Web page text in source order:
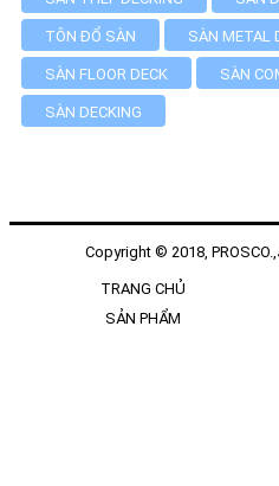
TÔN ĐỔ SÀN SÀN METAL
SÀN FLOOR DECK SÀN
SÀN DECKING
Copyright © 2018,
TRANG CHỦ
SẢN PHẨM